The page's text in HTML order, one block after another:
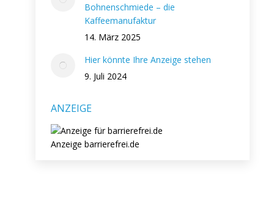
Bohnenschmiede – die
Kaffeemanufaktur
14. März 2025
Hier könnte Ihre Anzeige stehen
9. Juli 2024
ANZEIGE
Anzeige barrierefrei.de